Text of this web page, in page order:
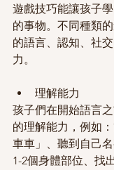
遊戲技巧能讓孩子
的事物。不同種類
的語言、認知、社
力。
理解能力
孩子們在開始語言
的理解能力，例如
車車」、聽到自己
1-2個身體部位、找